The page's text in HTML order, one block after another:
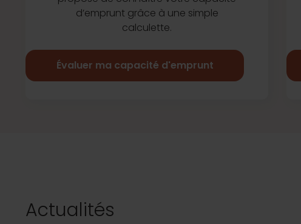
d’emprunt grâce à une simple
calculette.
Évaluer ma capacité d'emprunt
Actualités